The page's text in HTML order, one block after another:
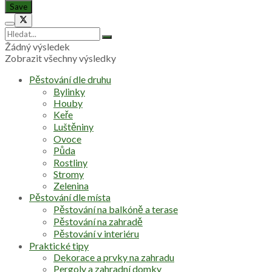
Žádný výsledek
Zobrazit všechny výsledky
Pěstování dle druhu
Bylinky
Houby
Keře
Luštěniny
Ovoce
Půda
Rostliny
Stromy
Zelenina
Pěstování dle místa
Pěstování na balkóně a terase
Pěstování na zahradě
Pěstování v interiéru
Praktické tipy
Dekorace a prvky na zahradu
Pergoly a zahradní domky